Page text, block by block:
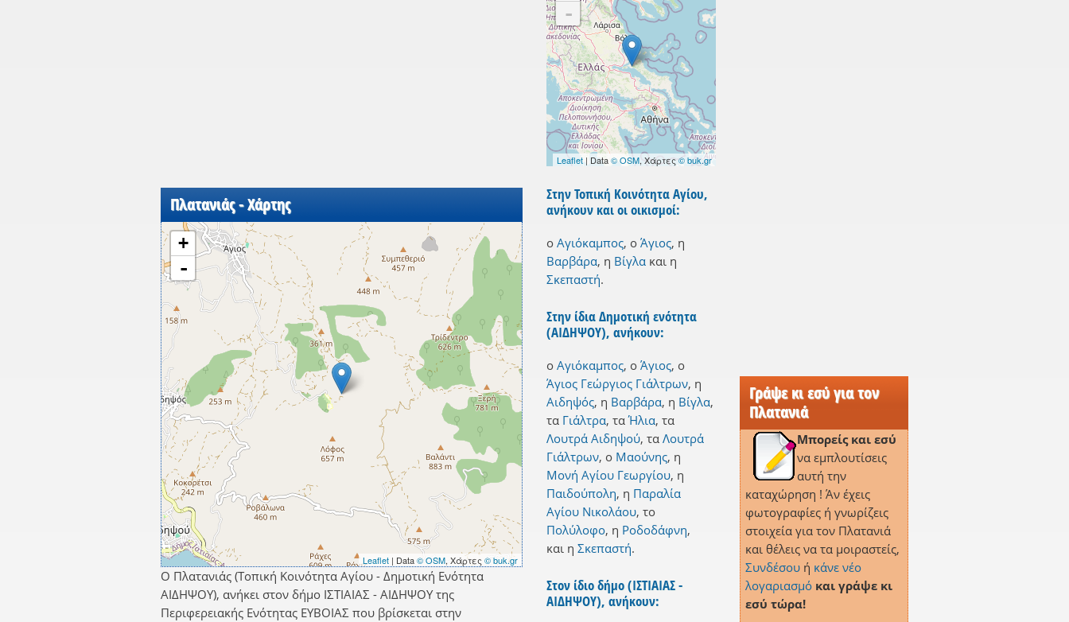
Πλατανιάς - Χάρτης
+
-
Leaflet | Data© OSM, Χάρτες © buk.gr
Ο Πλατανιάς (Τοπική Κοινότητα Αγίου - Δημοτική Ενότητα
ΑΙΔΗΨΟΥ), ανήκει στον δήμο ΙΣΤΙΑΙΑΣ - ΑΙΔΗΨΟΥ της
Περιφερειακής Ενότητας ΕΥΒΟΙΑΣ που βρίσκεται στην
-
Leaflet| Data© OSM, Χάρτες © buk.gr
Στην Τοπική Κοινότητα Αγίου,
ανήκουν και οι οικισμοί:
ο Αγιόκαμπος, ο Άγιος, η
Βαρβάρα, η Βίγλα και η
Σκεπαστή.
Στην ίδια Δημοτική ενότητα
(ΑΙΔΗΨΟΥ), ανήκουν:
ο Αγιόκαμπος, ο Άγιος, ο
Άγιος Γεώργιος Γιάλτρων, η
Αιδηψός, η Βαρβάρα, η Βίγλα,
τα Γιάλτρα, τα Ήλια, τα
Λουτρά Αιδηψού, τα Λουτρά
Γιάλτρων, ο Μαούνης, η
Μονή Αγίου Γεωργίου, η
Παιδούπολη, η Παραλία
Αγίου Νικολάου, το
Πολύλοφο, η Ροδοδάφνη,
και η Σκεπαστή.
Στον ίδιο δήμο (ΙΣΤΙΑΙΑΣ -
ΑΙΔΗΨΟΥ), ανήκουν:
Γράψε κι εσύ για τον
Πλατανιά
Μπορείς και εσύ
να εμπλουτίσεις
αυτή την
καταχώρηση ! Άν έχεις
φωτογραφίες ή γνωρίζεις
στοιχεία για τον Πλατανιά
και θέλεις να τα μοιραστείς,
Συνδέσουή κάνε νέο
λογαριασμό και γράψε κι
εσύ τώρα!